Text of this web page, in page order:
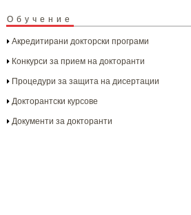
Обучение
Акредитирани докторски програми
Конкурси за прием на докторанти
Процедури за защита на дисертации
Докторантски курсове
Документи за докторанти